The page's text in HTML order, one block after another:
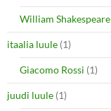
William Shakespeare
itaalia luule (1)
Giacomo Rossi (1)
juudi luule (1)